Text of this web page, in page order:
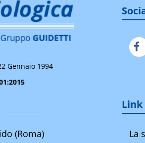
Gennaio 1994
(Roma)
La